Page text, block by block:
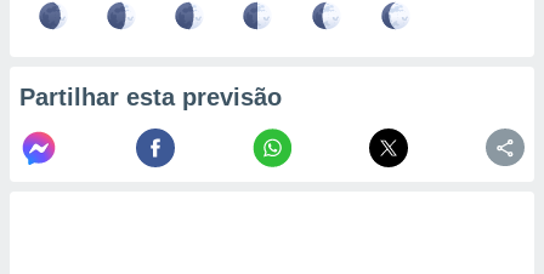
Partilhar esta previsão